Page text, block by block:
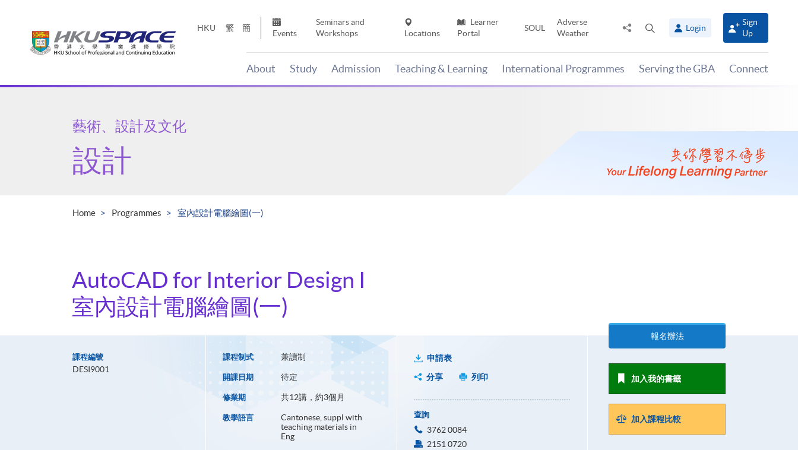
HKU 繁 簡
Events
Seminars and
Workshops
Locations
Learner
Portal
SOUL
Adverse
Weather
Share
panel
Login
Sign
Up
About Study Admission Teaching & Learning International Programmes Serving the GBA Connect
Main
藝術、設計及文化
設計
Home Programmes 室內設計電腦繪圖(一)
AutoCAD for Interior Design I
室內設計電腦繪圖(一)
課程編號
DESI9001
課程制式 兼讀制
開課日期 待定
修業期 共12講，約3個月
教學語言
Cantonese, suppl with
teaching materials in
Eng
申請表
分享
列印
查詢
3762 0084
2151 0720
報名辦法
加入我的書籤
加入課程比較